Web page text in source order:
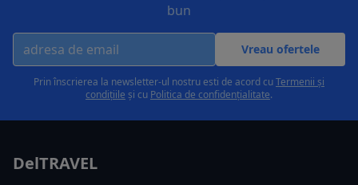
bun
Vreau ofertele
Prin înscrierea la newsletter-ul nostru esti de acord cuTermenii și
condițiile și cu Politica de confidențialitate.
DelTRAVEL